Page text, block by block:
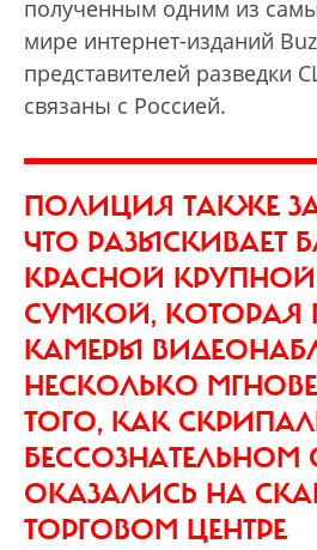
полученным одним из
мире интернет-изданий
представителей разведки
связаны с Россией.
ПОЛИЦИЯ ТАКЖЕ
ЧТО РАЗЫСКИВАЕТ
КРАСНОЙ
СУМКОЙ, КОТОРАЯ
КАМЕРЫ
НЕСКОЛЬКО
ТОГО, КАК
ОКАЗАЛИСЬ НА
ТОРГОВОМ ЦЕНТРЕ